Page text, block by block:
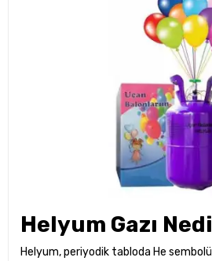
Helyum Gazı
Helyum, periyodik tabloda He